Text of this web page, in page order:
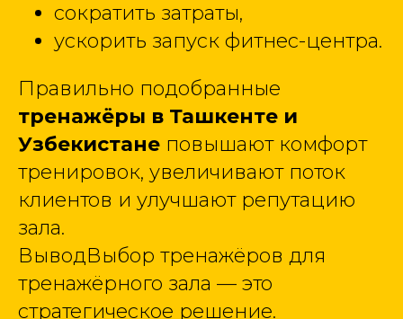
сократить затраты,
ускорить запуск фитнес-центра.
Правильно подобранные
тренажёры в Ташкенте и
Узбекистане повышают комфорт
тренировок, увеличивают поток
клиентов и улучшают репутацию
зала.
ВыводВыбор тренажёров для
тренажёрного зала — это
стратегическое решение.